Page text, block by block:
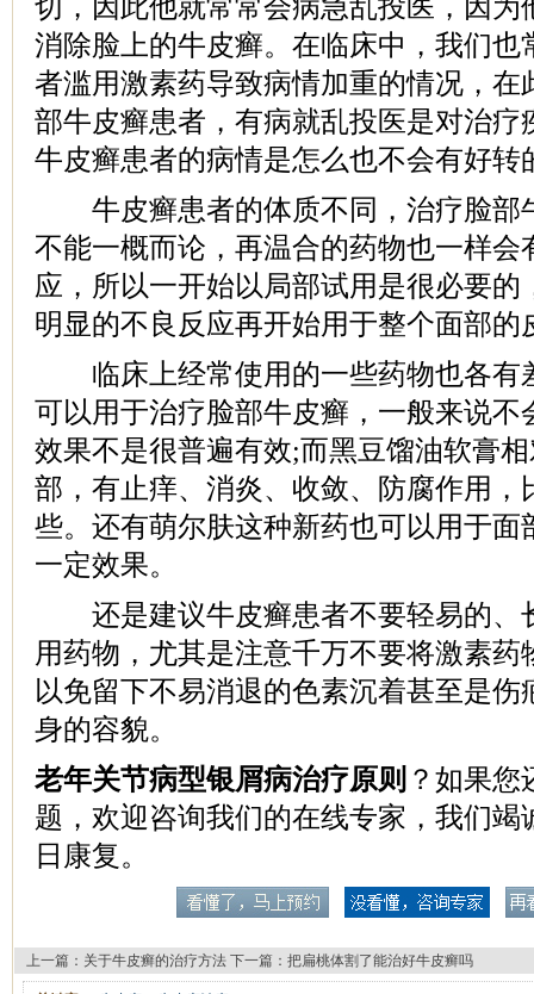
切，因此他就常常会病急乱投医，因为
消除脸上的牛皮癣。在临床中，我们也
者滥用激素药导致病情加重的情况，在
部牛皮癣患者，有病就乱投医是对治疗
牛皮癣患者的病情是怎么也不会有好转
牛皮癣患者的体质不同，治疗脸部
不能一概而论，再温合的药物也一样会
应，所以一开始以局部试用是很必要的
明显的不良反应再开始用于整个面部的
临床上经常使用的一些药物也各有
可以用于治疗脸部牛皮癣，一般来说不
效果不是很普遍有效;而黑豆馏油软膏
部，有止痒、消炎、收敛、防腐作用，
些。还有萌尔肤这种新药也可以用于面
一定效果。
还是建议牛皮癣患者不要轻易的、
用药物，尤其是注意千万不要将激素药
以免留下不易消退的色素沉着甚至是伤
身的容貌。
老年关节病型银屑病治疗原则 ？如果您
题，欢迎咨询我们的在线专家，我们竭
日康复。
上一篇： 关于牛皮癣的治疗方法 下一篇： 把扁桃体割了能治好牛皮癣吗